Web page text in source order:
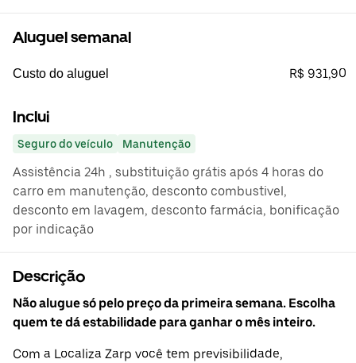
Aluguel semanal
Custo do aluguel R$ 931,90
Inclui
Seguro do veículo Manutenção
Assistência 24h , substituição grátis após 4 horas do
carro em manutenção, desconto combustivel,
desconto em lavagem, desconto farmácia, bonificação
por indicação
Descrição
Não alugue só pelo preço da primeira semana. Escolha
quem te dá estabilidade para ganhar o mês inteiro.
Com a Localiza Zarp você tem previsibilidade,